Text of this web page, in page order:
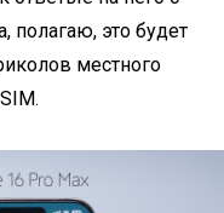
полагаю, это будет
местного